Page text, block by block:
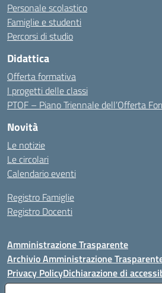
Personale scolastico
Famiglie e studenti
Percorsi di studio
Didattica
Offerta formativa
I progetti delle classi
PTOF – Piano Triennale dell’Offerta
Novità
Le notizie
Le circolari
Calendario eventi
Registro Famiglie
Registro Docenti
Amministrazione Trasparente
Archivio Amministrazione
Privacy PolicyDichiarazione di